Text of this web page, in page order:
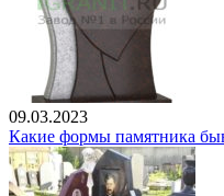
09.03.2023
Какие формы памятника